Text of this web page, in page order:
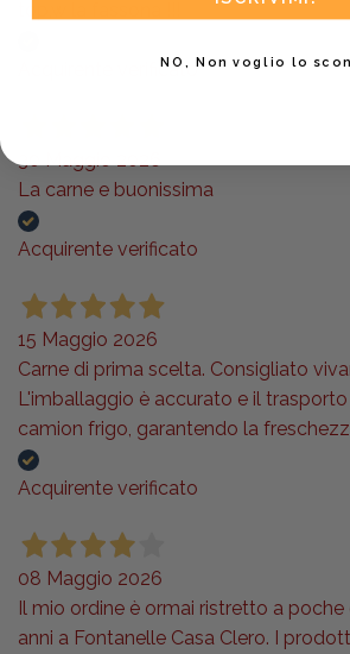
Acquirente verificato
30 Maggio 2026
La carne e buonissima
Acquirente verificato
15 Maggio 2026
Carne di prima scelta. Consigliato
L'imballaggio è accurato e il
camion frigo, garantendo la
Acquirente verificato
08 Maggio 2026
Il mio ordine è ormai ristretto a poche
anni a Fontanelle Casa Clero. I
NO, Non voglio lo